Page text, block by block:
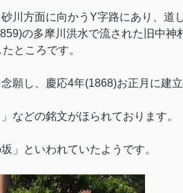
川方面に向かうY字路にあり、道
の多摩川洪水で流された旧中
ところです。
願し、慶応4年(1868)お正月に建立
などの銘文がほられております。
」といわれていたようです。